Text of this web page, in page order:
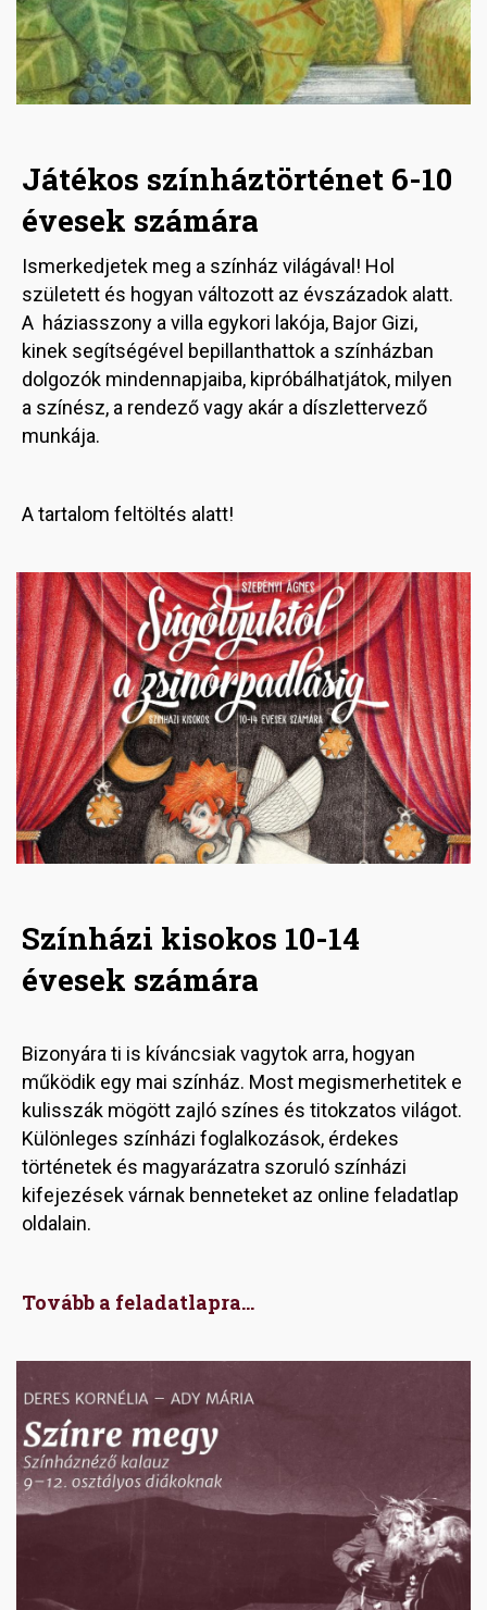
Játékos színháztörténet 6-10
évesek számára
Ismerkedjetek meg a színház világával! Hol
született és hogyan változott az évszázadok alatt.
A háziasszony a villa egykori lakója, Bajor Gizi,
kinek segítségével bepillanthattok a színházban
dolgozók mindennapjaiba, kipróbálhatjátok, milyen
a színész, a rendező vagy akár a díszlettervező
munkája.
A tartalom feltöltés alatt!
Image
Színházi kisokos 10-14
évesek számára
Bizonyára ti is kíváncsiak vagytok arra, hogyan
működik egy mai színház. Most megismerhetitek e
kulisszák mögött zajló színes és titokzatos világot.
Különleges színházi foglalkozások, érdekes
történetek és magyarázatra szoruló színházi
kifejezések várnak benneteket az online feladatlap
oldalain.
Tovább a feladatlapra...
Image